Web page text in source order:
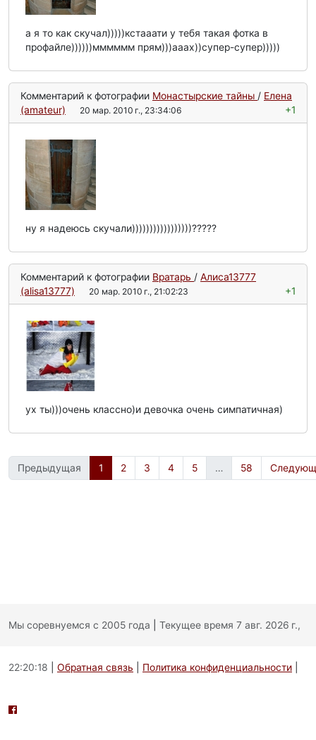
а я то как скучал)))))кстааати у тебя такая фотка в
профайле))))))мммммм прям)))ааах))супер-супер)))))
Комментарий к фотографии Монастырские тайны / Елена
(amateur)
20 мар. 2010 г., 23:34:06 +1
ну я надеюсь скучали)))))))))))))))))?????
Комментарий к фотографии Вратарь / Алиса13777
(alisa13777)
20 мар. 2010 г., 21:02:23 +1
ух ты)))очень классно)и девочка очень симпатичная)
Предыдущая 1 2 3 4 5 … 58
Мы соревнуемся с 2005 года Текущее время 7 авг. 2026 г.,
22:20:18 Обратная связь Политика конфиденциальности